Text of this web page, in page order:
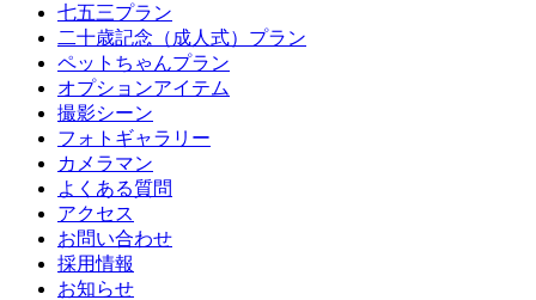
七五三プラン
二十歳記念（成人式）プラン
ペットちゃんプラン
オプションアイテム
撮影シーン
フォトギャラリー
カメラマン
よくある質問
アクセス
お問い合わせ
採用情報
お知らせ